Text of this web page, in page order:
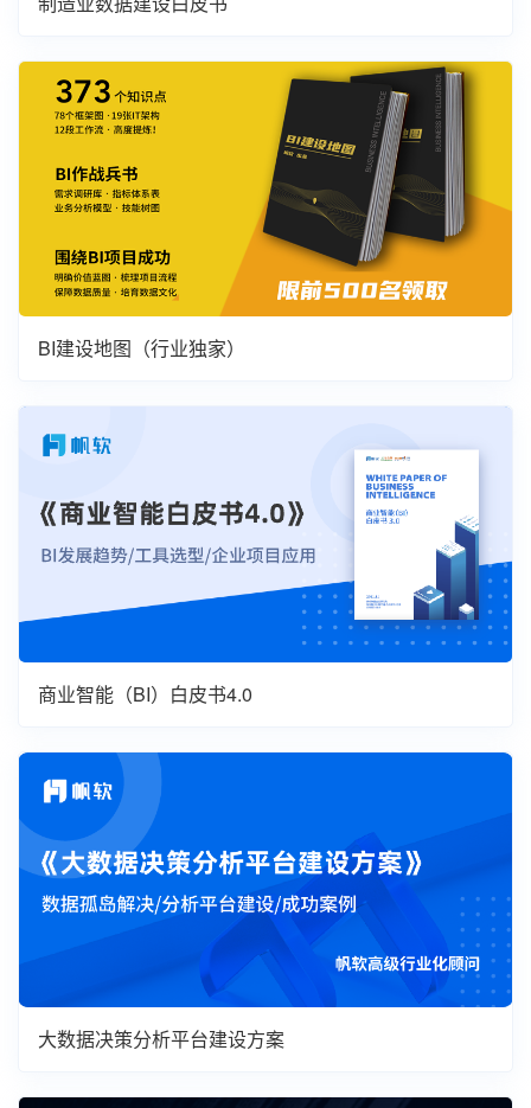
BI建设地图（行业独家）
商业智能（BI）白皮书4.0
大数据决策分析平台建设方案